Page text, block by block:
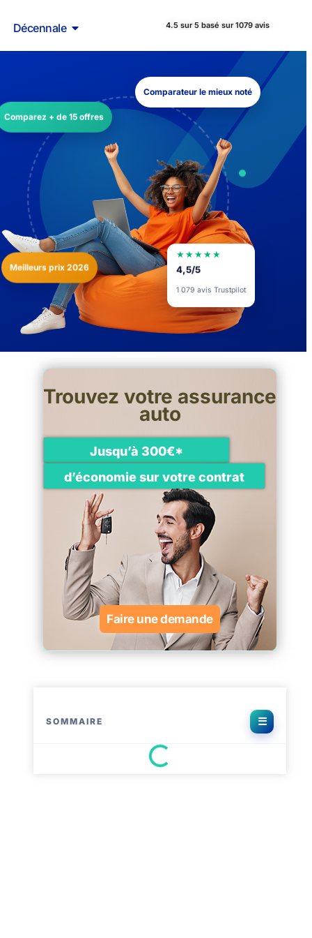
Décennale 4.5 sur 5 basé sur 1079 avis
Comparez + de 15 offres
Meilleurs prix 2026
Comparateur le mieux noté
★★★★★
4,5/5
1 079 avis Trustpilot
SOMMAIRE
Trouvez votre assurance
auto
Jusqu’à 300€*
d’économie sur votre contrat
Faire une demande